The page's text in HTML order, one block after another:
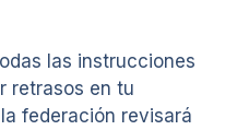
las instrucciones
retrasos en tu
federación revisará